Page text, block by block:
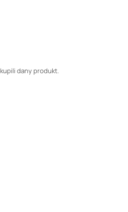
dany produkt.